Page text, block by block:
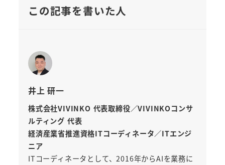
この記事を書いた人
井上 研一
株式会社VIVINKO 代表取締役／VIVINKOコンサ
ルティング 代表
経済産業省推進資格ITコーディネータ／ITエンジ
ニア
ITコーディネータとして、2016年からAIを業務に